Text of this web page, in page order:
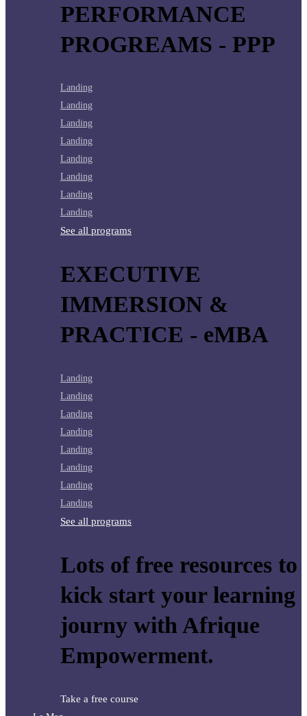
PERFORMANCE
PROGREAMS - PPP
Landing
Landing
Landing
Landing
Landing
Landing
Landing
Landing
See all programs
EXECUTIVE
IMMERSION &
PRACTICE - eMBA
Landing
Landing
Landing
Landing
Landing
Landing
Landing
Landing
See all programs
Lots of free resources to
kick start your learning
journy with Afrique
Empowerment.
Take a free course